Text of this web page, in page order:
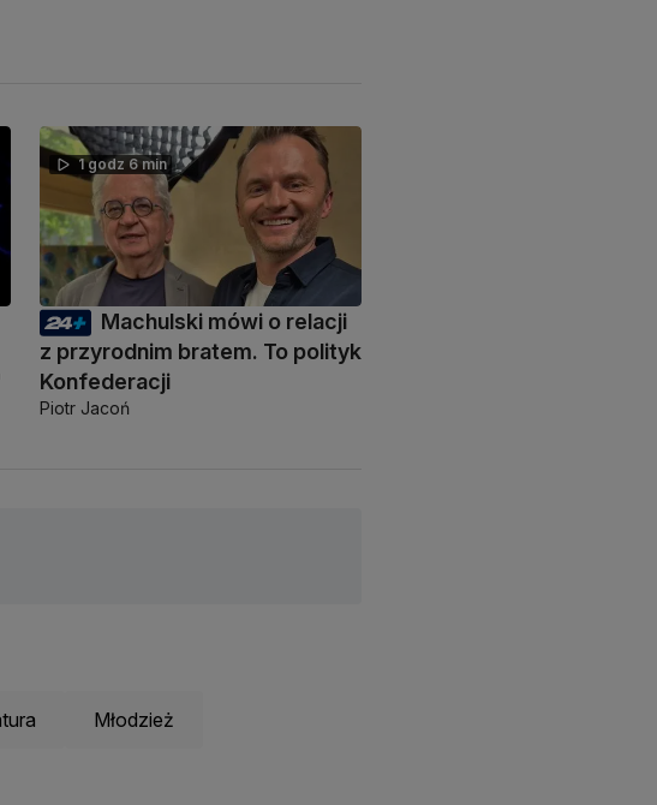
1 godz 6 min
Machulski mówi o relacji
z przyrodnim bratem. To polityk
Konfederacji
Piotr Jacoń
Młodzież